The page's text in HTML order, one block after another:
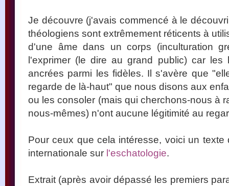
Je découvre (j'avais commencé à le
théologiens sont extrêmement réticents à
d'une âme dans un corps (inculturation
l'exprimer (le dire au grand public) car les
ancrées parmi les fidèles. Il s'avère que
regarde de là-haut" que nous disons aux
ou les consoler (mais qui cherchons-nous à
nous-mêmes) n'ont aucune légitimité au
Pour ceux que cela intéresse, voici un
internationale sur l'eschatologie.
Extrait (après avoir dépassé les premiers